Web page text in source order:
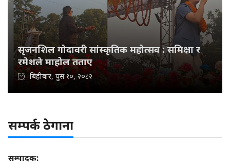
सृजनशिल गोदावरी सांस्कृतिक महोत्सव : समिक्षा र
रमेशले माहोल तताए
बिहीबार, पुस १०, २०८२
सम्पर्क ठेगाना
सम्पादक: